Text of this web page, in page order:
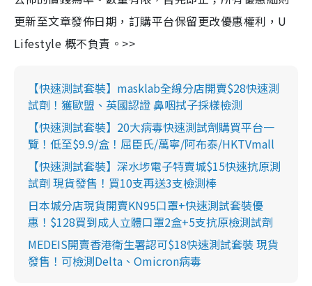
更新至文章發佈日期，訂購平台保留更改優惠權利，U
Lifestyle 概不負責。>>
【快速測試套裝】masklab全線分店開賣$28快速測
試劑！獲歐盟、英國認證 鼻咽拭子採樣檢測
【快速測試套裝】20大病毒快速測試劑購買平台一
覽！低至$9.9/盒！屈臣氏/萬寧/阿布泰/HKTVmall
【快速測試套裝】深水埗電子特賣城$15快速抗原測
試劑 現貨發售！買10支再送3支檢測棒
日本城分店現貨開賣KN95口罩+快速測試套裝優
惠！$128買到成人立體口罩2盒+5支抗原檢測試劑
MEDEIS開賣香港衛生署認可$18快速測試套裝 現貨
發售！可檢測Delta、Omicron病毒